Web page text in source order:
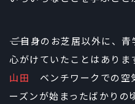
――ご自身のお芝居以外に、
心がけていたことはありま
山田 ベンチワークでの空
ーズンが始まったばかりの